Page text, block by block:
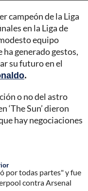
campeón de la Liga
en la Liga de
equipo
generado gestos,
su futuro en el
.
o no del astro
‘The Sun’ dieron
hay negociaciones
por todas partes" y fue
contra Arsenal